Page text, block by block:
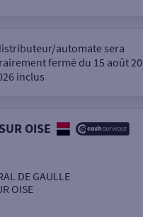
Autour de moi
postal
automate sera
fermé du 15 août
inclus
OISE
DE GAULLE
OISE